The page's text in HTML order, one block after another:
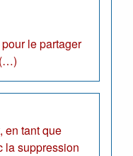
le partager
en tant que
la suppression